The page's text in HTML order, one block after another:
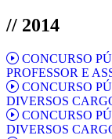
// 2014
CONCURSO
PROFESSOR E
CONCURSO
DIVERSOS
CONCURSO
DIVERSOS